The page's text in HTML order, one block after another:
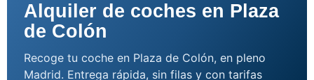
Alquiler de coches en Plaza
de Colón
Recoge tu coche en Plaza de Colón, en pleno
Madrid. Entrega rápida, sin filas y con tarifas